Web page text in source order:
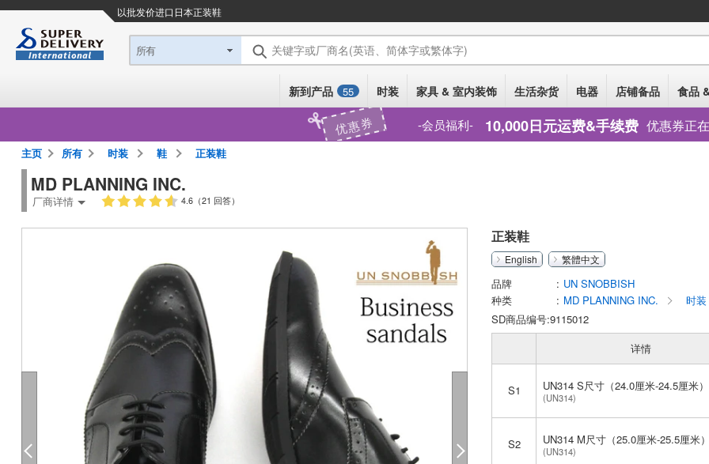
以批发价进口日本正装鞋
所有 关键字或厂商名(英语、简体字或繁体字)
新到产品 55 时装 家具 & 室内装饰 生活杂货 电器 店铺备品 食品
优惠券 会员福利 10,000日元运费&手续费 优惠券正
主页 所有 时装 鞋 正装鞋
MD PLANNING INC.
厂商详情 4.6（21 回答）
正装鞋
English 繁體中文
品牌
UN SNOBBISH
种类
MD PLANNING INC.
时装
SD商品编号:9115012
详情
S1 UN314 S尺寸（24.0厘米-24.5厘米
(UN314)
S2 UN314 M尺寸（25.0厘米-25.5厘米
(UN314)